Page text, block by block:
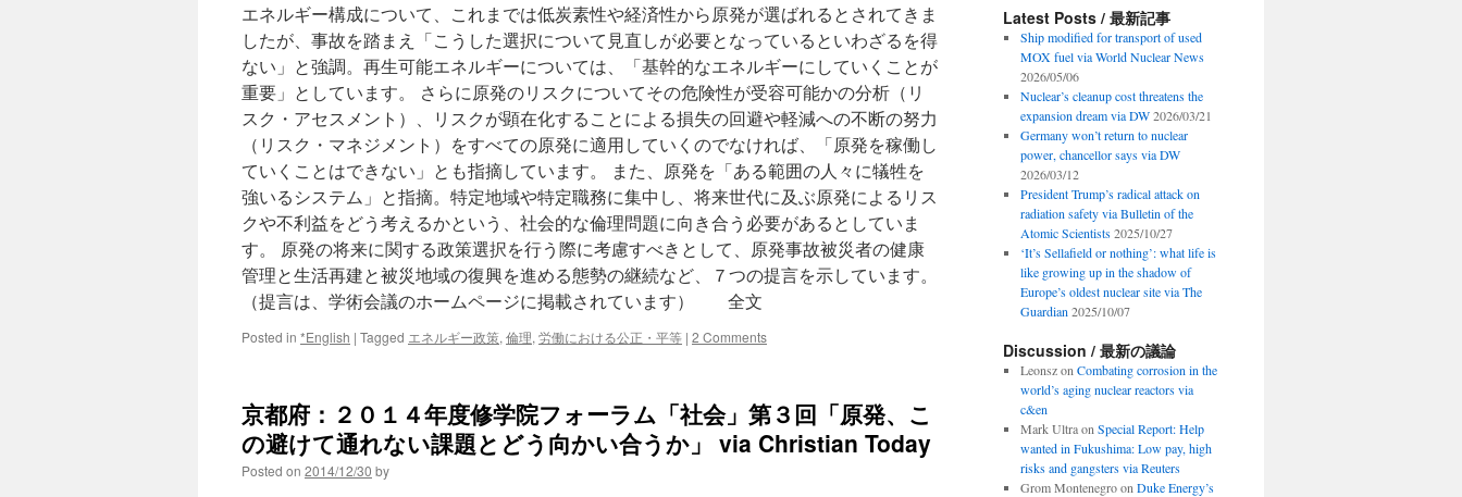
エネルギー構成について、これまでは低炭素性や経済性から原発が選ばれるとされてきま
したが、事故を踏まえ「こうした選択について見直しが必要となっているといわざるを得
ない」と強調。再生可能エネルギーについては、「基幹的なエネルギーにしていくことが
重要」としています。 さらに原発のリスクについてその危険性が受容可能かの分析（リ
スク・アセスメント）、リスクが顕在化することによる損失の回避や軽減への不断の努力
（リスク・マネジメント）をすべての原発に適用していくのでなければ、「原発を稼働し
ていくことはできない」とも指摘しています。 また、原発を「ある範囲の人々に犠牲を
強いるシステム」と指摘。特定地域や特定職務に集中し、将来世代に及ぶ原発によるリス
クや不利益をどう考えるかという、社会的な倫理問題に向き合う必要があるとしていま
す。 原発の将来に関する政策選択を行う際に考慮すべきとして、原発事故被災者の健康
管理と生活再建と被災地域の復興を進める態勢の継続など、７つの提言を示しています。
（提言は、学術会議のホームページに掲載されています） 全文
Posted in *English | Tagged エネルギー政策, 倫理, 労働における公正・平等 | 2 Comments
京都府：２０１４年度修学院フォーラム「社会」第３回「原発、こ
の避けて通れない課題とどう向かい合うか」 via Christian Today
Posted on 2014/12/30 by
Latest Posts / 最新記事
Ship modified for transport of used
MOX fuel via World Nuclear News
2026/05/06
Nuclear’s cleanup cost threatens the
expansion dream via DW 2026/03/21
Germany won’t return to nuclear
power, chancellor says via DW
2026/03/12
President Trump’s radical attack on
radiation safety via Bulletin of the
Atomic Scientists 2025/10/27
‘It’s Sellafield or nothing’: what life is
like growing up in the shadow of
Europe’s oldest nuclear site via The
Guardian 2025/10/07
Discussion / 最新の議論
Leonszon Combating corrosion in the
world’s aging nuclear reactors via
c&en
Mark Ultraon Special Report: Help
wanted in Fukushima: Low pay, high
risks and gangsters via Reuters
Grom Montenegroon Duke Energy’s